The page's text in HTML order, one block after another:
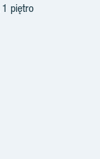
1 piętro